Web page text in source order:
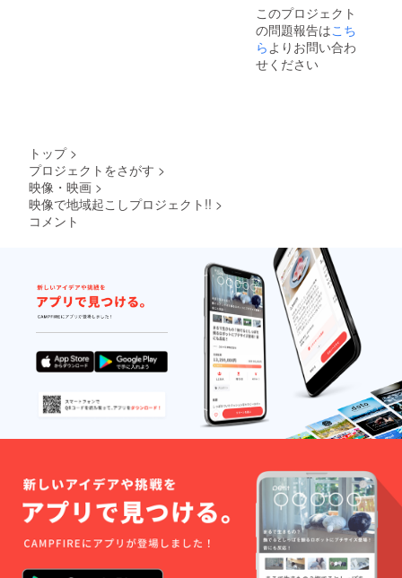
このプロジェクト
の問題報告はこち
ら よりお問い合わ
せください
トップ >
プロジェクトをさがす >
映像・映画 >
映像で地域起こしプロジェクト!! >
コメント